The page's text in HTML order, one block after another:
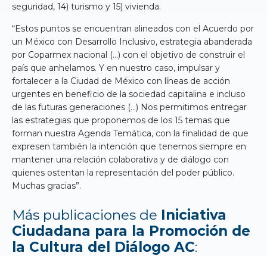
seguridad, 14) turismo y 15) vivienda.
“Estos puntos se encuentran alineados con el Acuerdo por
un México con Desarrollo Inclusivo, estrategia abanderada
por Coparmex nacional (…) con el objetivo de construir el
país que anhelamos. Y en nuestro caso, impulsar y
fortalecer a la Ciudad de México con líneas de acción
urgentes en beneficio de la sociedad capitalina e incluso
de las futuras generaciones (…) Nos permitimos entregar
las estrategias que proponemos de los 15 temas que
forman nuestra Agenda Temática, con la finalidad de que
expresen también la intención que tenemos siempre en
mantener una relación colaborativa y de diálogo con
quienes ostentan la representación del poder público.
Muchas gracias”.
Más publicaciones de Iniciativa
Ciudadana para la Promoción de
la Cultura del Diálogo AC: